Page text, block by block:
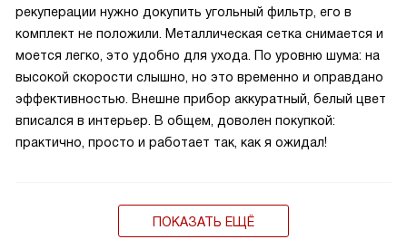
рекуперации нужно докупить угольный фильтр, его в
комплект не положили. Металлическая сетка снимается и
моется легко, это удобно для ухода. По уровню шума: на
высокой скорости слышно, но это временно и оправдано
эффективностью. Внешне прибор аккуратный, белый цвет
вписался в интерьер. В общем, доволен покупкой:
практично, просто и работает так, как я ожидал!
ПОКАЗАТЬ ЕЩЁ